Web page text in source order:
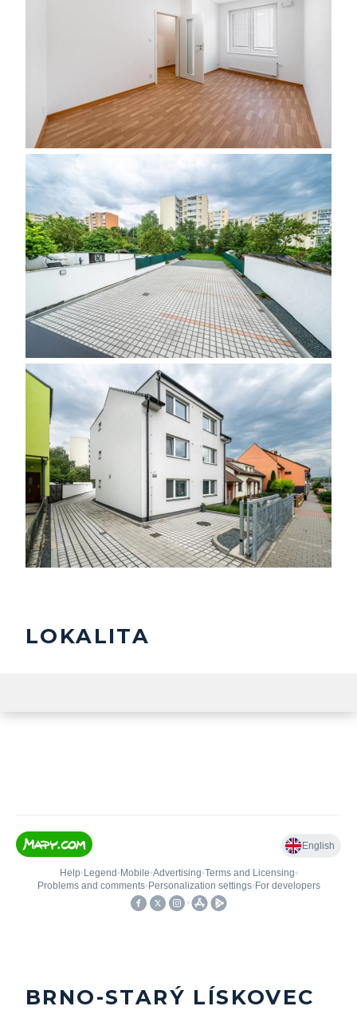
LOKALITA
BRNO-STARÝ LÍSKOVEC